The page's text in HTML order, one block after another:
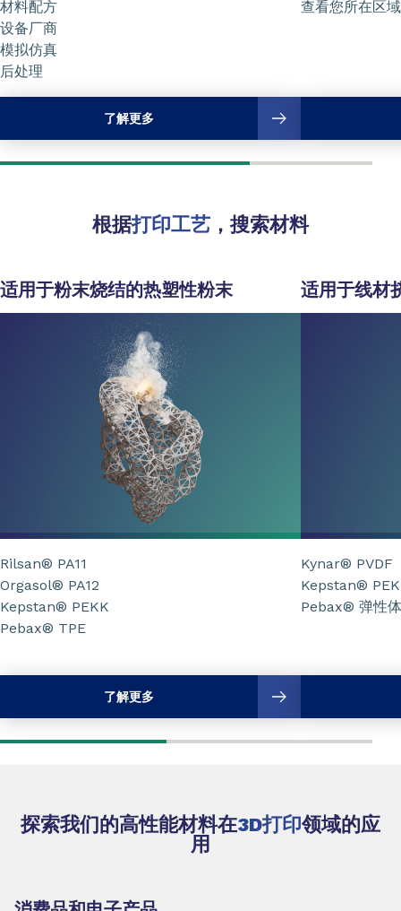
材料配方
设备厂商
模拟仿真
后处理
了解更多
查看您所在区
根据打印工艺 ，搜索材料
适用于粉末烧结的热塑性粉末
Rilsan® PA11
Orgasol® PA12
Kepstan® PEKK
Pebax® TPE
了解更多
适用于线材
Kynar® PVDF
Kepstan®
Pebax® 弹性体
探索我们的高性能材料在3D打印领域的应
用